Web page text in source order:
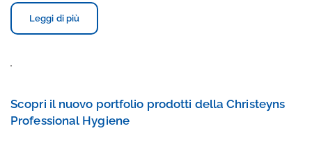
Leggi di più
Scopri il nuovo portfolio prodotti della Christeyns
Professional Hygiene